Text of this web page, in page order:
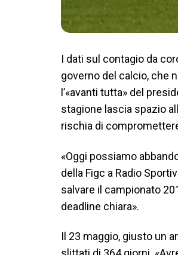
I dati sul contagio da
governo del calcio, che
l’«avanti tutta» del
stagione lascia spazio
rischia di
«Oggi possiamo
della Figc a Radio
salvare il campionato
deadline chiara».
Il 23 maggio, giusto un